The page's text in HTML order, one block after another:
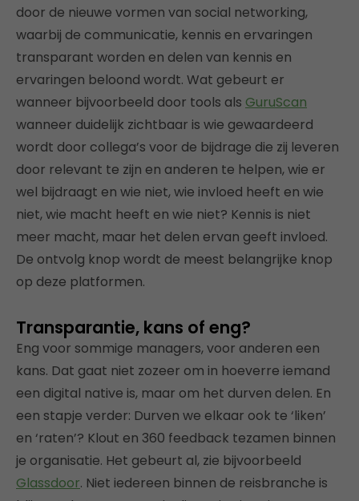
door de nieuwe vormen van social networking,
waarbij de communicatie, kennis en ervaringen
transparant worden en delen van kennis en
ervaringen beloond wordt. Wat gebeurt er
wanneer bijvoorbeeld door tools als GuruScan
wanneer duidelijk zichtbaar is wie gewaardeerd
wordt door collega’s voor de bijdrage die zij leveren
door relevant te zijn en anderen te helpen, wie er
wel bijdraagt en wie niet, wie invloed heeft en wie
niet, wie macht heeft en wie niet? Kennis is niet
meer macht, maar het delen ervan geeft invloed.
De ontvolg knop wordt de meest belangrijke knop
op deze platformen.
Transparantie, kans of eng?
Eng voor sommige managers, voor anderen een
kans. Dat gaat niet zozeer om in hoeverre iemand
een digital native is, maar om het durven delen. En
een stapje verder: Durven we elkaar ook te ‘liken’
en ‘raten’? Klout en 360 feedback tezamen binnen
je organisatie. Het gebeurt al, zie bijvoorbeeld
Glassdoor. Niet iedereen binnen de reisbranche is